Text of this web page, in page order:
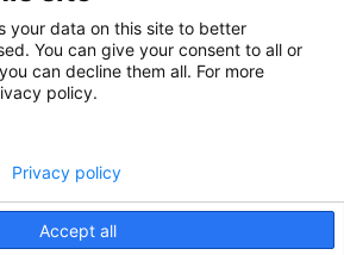
your data on this site to better
You can give your consent to all or
can decline them all. For more
policy.
Accept all
Privacy policy